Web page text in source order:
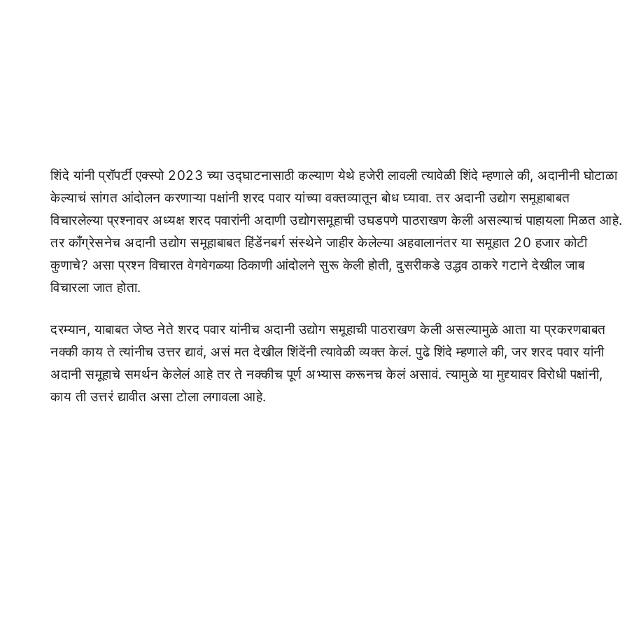
शिंदे यांनी प्रॉपर्टी एक्स्पो 2023 च्या उद्घाटनासाठी कल्याण येथे हजेरी लावली त्यावेळी शिंदे म्हणाले की, अदानीनी घोटाळा
केल्याचं सांगत आंदोलन करणाऱ्या पक्षांनी शरद पवार यांच्या वक्तव्यातून बोध घ्यावा. तर अदानी उद्योग समूहाबाबत
विचारलेल्या प्रश्नावर अध्यक्ष शरद पवारांनी अदाणी उद्योगसमूहाची उघडपणे पाठराखण केली असल्याचं पाहायला मिळत आहे.
तर काँग्रेसनेच अदानी उद्योग समूहाबाबत हिंडेंनबर्ग संस्थेने जाहीर केलेल्या अहवालानंतर या समूहात 20 हजार कोटी
कुणाचे? असा प्रश्न विचारत वेगवेगळ्या ठिकाणी आंदोलने सुरू केली होती, दुसरीकडे उद्धव ठाकरे गटाने देखील जाब
विचारला जात होता.
दरम्यान, याबाबत जेष्ठ नेते शरद पवार यांनीच अदानी उद्योग समूहाची पाठराखण केली असल्यामुळे आता या प्रकरणबाबत
नक्की काय ते त्यांनीच उत्तर द्यावं, असं मत देखील शिंदेंनी त्यावेळी व्यक्त केलं. पुढे शिंदे म्हणाले की, जर शरद पवार यांनी
अदानी समूहाचे समर्थन केलेलं आहे तर ते नक्कीच पूर्ण अभ्यास करूनच केलं असावं. त्यामुळे या मुद्द्यावर विरोधी पक्षांनी,
काय ती उत्तरं द्यावीत असा टोला लगावला आहे.